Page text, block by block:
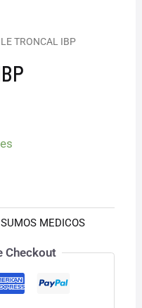
TRONCAL IBP
MEDICOS
Checkout